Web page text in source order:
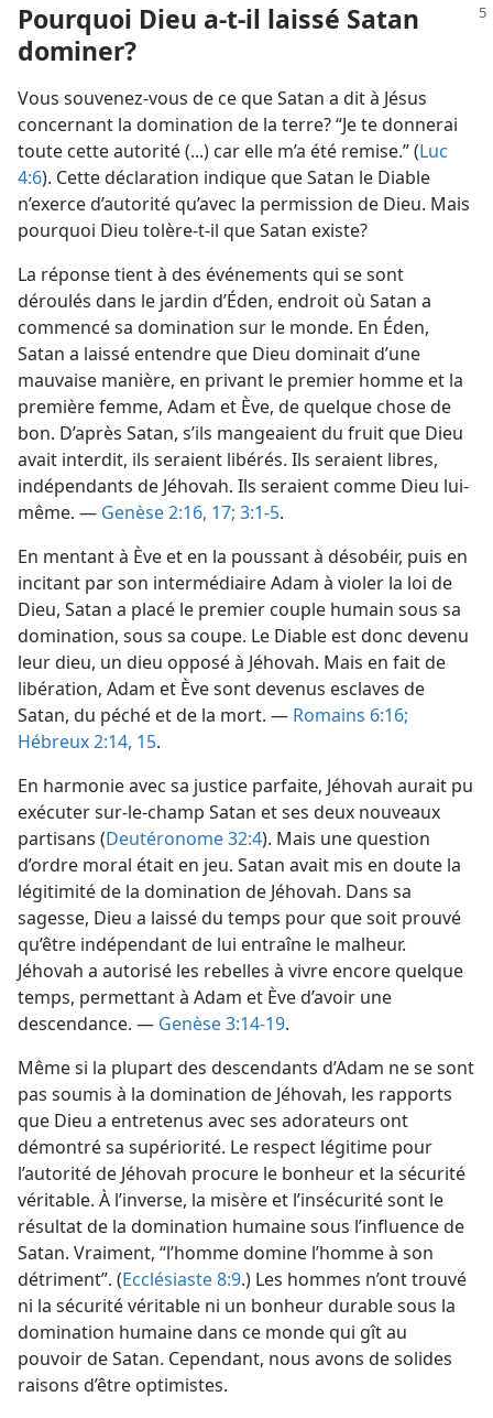
Pourquoi Dieu a-​t-​il laissé Satan
dominer?
Vous souvenez-​vous de ce que Satan a dit à Jésus
concernant la domination de la terre? “Je te donnerai
toute cette autorité (...) car elle m’a été remise.” (Luc
4:6). Cette déclaration indique que Satan le Diable
n’exerce d’autorité qu’avec la permission de Dieu. Mais
pourquoi Dieu tolère-​t-​il que Satan existe?
La réponse tient à des événements qui se sont
déroulés dans le jardin d’Éden, endroit où Satan a
commencé sa domination sur le monde. En Éden,
Satan a laissé entendre que Dieu dominait d’une
mauvaise manière, en privant le premier homme et la
première femme, Adam et Ève, de quelque chose de
bon. D’après Satan, s’ils mangeaient du fruit que Dieu
avait interdit, ils seraient libérés. Ils seraient libres,
indépendants de Jéhovah. Ils seraient comme Dieu lui-​
même. — Genèse 2:16, 17; 3:1-5.
En mentant à Ève et en la poussant à désobéir, puis en
incitant par son intermédiaire Adam à violer la loi de
Dieu, Satan a placé le premier couple humain sous sa
domination, sous sa coupe. Le Diable est donc devenu
leur dieu, un dieu opposé à Jéhovah. Mais en fait de
libération, Adam et Ève sont devenus esclaves de
Satan, du péché et de la mort. — Romains 6:16;
Hébreux 2:14, 15.
En harmonie avec sa justice parfaite, Jéhovah aurait pu
exécuter sur-le-champ Satan et ses deux nouveaux
partisans (Deutéronome 32:4). Mais une question
d’ordre moral était en jeu. Satan avait mis en doute la
légitimité de la domination de Jéhovah. Dans sa
sagesse, Dieu a laissé du temps pour que soit prouvé
qu’être indépendant de lui entraîne le malheur.
Jéhovah a autorisé les rebelles à vivre encore quelque
temps, permettant à Adam et Ève d’avoir une
descendance. — Genèse 3:14-19.
Même si la plupart des descendants d’Adam ne se sont
pas soumis à la domination de Jéhovah, les rapports
que Dieu a entretenus avec ses adorateurs ont
démontré sa supériorité. Le respect légitime pour
l’autorité de Jéhovah procure le bonheur et la sécurité
véritable. À l’inverse, la misère et l’insécurité sont le
résultat de la domination humaine sous l’influence de
Satan. Vraiment, “l’homme domine l’homme à son
détriment”. (Ecclésiaste 8:9.) Les hommes n’ont trouvé
ni la sécurité véritable ni un bonheur durable sous la
domination humaine dans ce monde qui gît au
pouvoir de Satan. Cependant, nous avons de solides
raisons d’être optimistes.